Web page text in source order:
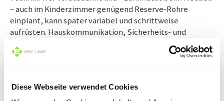
Diese Webseite verwendet Cookies
– auch im Kinderzimmer genügend Reserve-Rohre
einplant, kann später variabel und schrittweise
aufrüsten. Hauskommunikation, Sicherheits- und
Energiesparfunktionen werden Wirklichkeit – per
Knopfdruck, versteht sich.
Kabelgebunden oder via Funk